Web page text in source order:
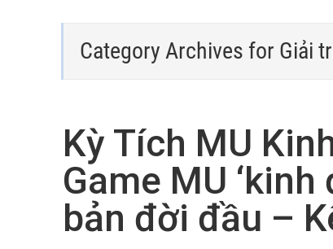
Category Archives for Giải
Kỳ Tích MU
Game MU
bản đời đầu –